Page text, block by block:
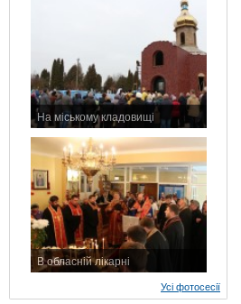
На міському кладовищі
В обласній лікарні
Усі фотосесії